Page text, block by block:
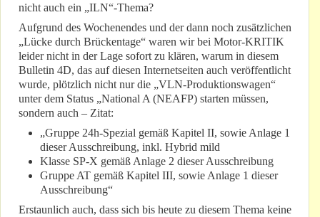
nicht auch ein „ILN“-Thema?
Aufgrund des Wochenendes und der dann noch zusätzlichen
„Lücke durch Brückentage“ waren wir bei Motor-KRITIK
leider nicht in der Lage sofort zu klären, warum in diesem
Bulletin 4D, das auf diesen Internetseiten auch veröffentlicht
wurde, plötzlich nicht nur die „VLN-Produktionswagen“
unter dem Status „National A (NEAFP) starten müssen,
sondern auch – Zitat:
„Gruppe 24h-Spezial gemäß Kapitel II, sowie Anlage 1
dieser Ausschreibung, inkl. Hybrid mild
Klasse SP-X gemäß Anlage 2 dieser Ausschreibung
Gruppe AT gemäß Kapitel III, sowie Anlage 1 dieser
Ausschreibung“
Erstaunlich auch, dass sich bis heute zu diesem Thema keine